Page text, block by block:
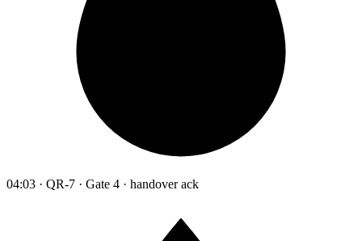
04:03 · QR-7 · Gate 4 · handover ack